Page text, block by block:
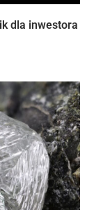
dla inwestora